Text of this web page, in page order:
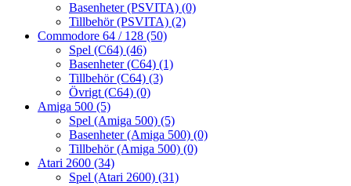
Basenheter (PSVITA) (0)
Tillbehör (PSVITA) (2)
Commodore 64 / 128 (50)
Spel (C64) (46)
Basenheter (C64) (1)
Tillbehör (C64) (3)
Övrigt (C64) (0)
Amiga 500 (5)
Spel (Amiga 500) (5)
Basenheter (Amiga 500) (0)
Tillbehör (Amiga 500) (0)
Atari 2600 (34)
Spel (Atari 2600) (31)